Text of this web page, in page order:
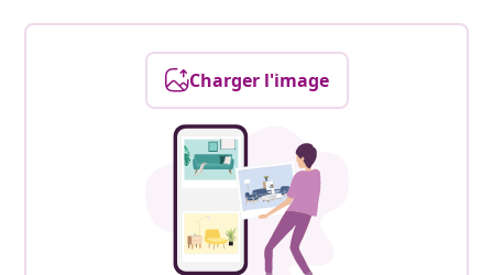
Charger l'image